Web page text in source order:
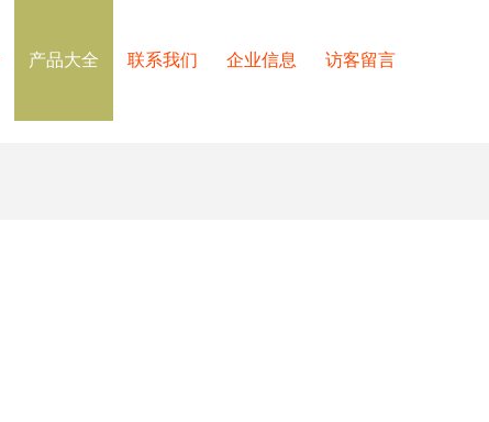
产品大全 联系我们 企业信息 访客留言